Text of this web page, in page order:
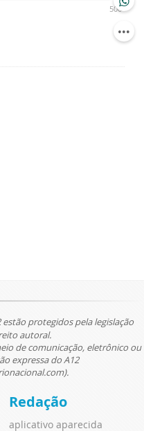
500
protegidos pela legislação
autoral.
de comunicação, eletrônico ou
expressa do A12
Redação
aplicativo aparecida